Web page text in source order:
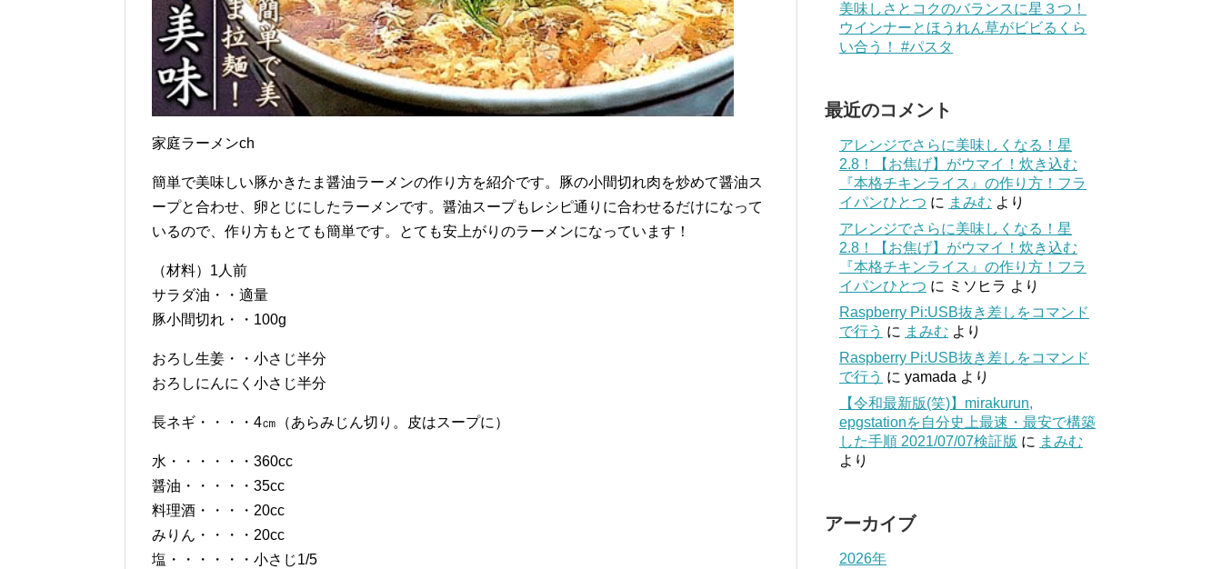
家庭ラーメンch
簡単で美味しい豚かきたま醤油ラーメンの作り方を紹介です。豚の小間切れ肉を炒めて醤油ス
ープと合わせ、卵とじにしたラーメンです。醤油スープもレシピ通りに合わせるだけになって
いるので、作り方もとても簡単です。とても安上がりのラーメンになっています！
（材料）1人前
サラダ油・・適量
豚小間切れ・・100g
おろし生姜・・小さじ半分
おろしにんにく小さじ半分
長ネギ・・・・4㎝（あらみじん切り。皮はスープに）
水・・・・・・360cc
醤油・・・・・35cc
料理酒・・・・20cc
みりん・・・・20cc
塩・・・・・・小さじ1/5
美味しさとコクのバランスに星３つ！
ウインナーとほうれん草がビビるくら
い合う！ #パスタ
最近のコメント
アレンジでさらに美味しくなる！星
2.8！【お焦げ】がウマイ！炊き込む
『本格チキンライス』の作り方！フラ
イパンひとつ に まみむ より
アレンジでさらに美味しくなる！星
2.8！【お焦げ】がウマイ！炊き込む
『本格チキンライス』の作り方！フラ
イパンひとつ に ミソヒラ より
Raspberry Pi:USB抜き差しをコマンド
で行う に まみむ より
Raspberry Pi:USB抜き差しをコマンド
で行う に yamada より
【令和最新版(笑)】mirakurun,
epgstationを自分史上最速・最安で構築
した手順 2021/07/07検証版 に まみむ
より
アーカイブ
2026年